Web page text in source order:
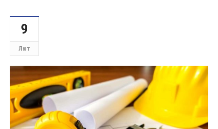
9
Лют